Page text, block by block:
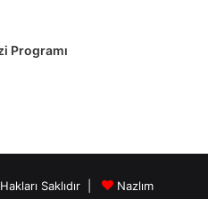
Programı
Saklıdır | Nazlım